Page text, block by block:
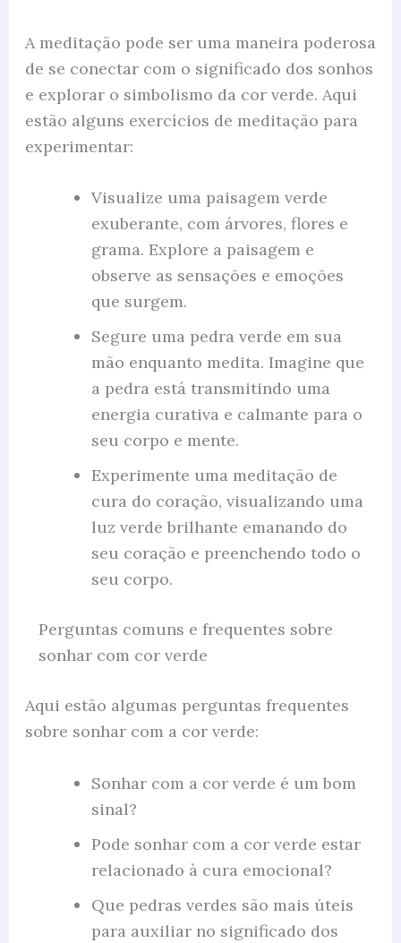
A meditação pode ser uma maneira poderosa
de se conectar com o significado dos sonhos
e explorar o simbolismo da cor verde. Aqui
estão alguns exercícios de meditação para
experimentar:
Visualize uma paisagem verde
exuberante, com árvores, flores e
grama. Explore a paisagem e
observe as sensações e emoções
que surgem.
Segure uma pedra verde em sua
mão enquanto medita. Imagine que
a pedra está transmitindo uma
energia curativa e calmante para o
seu corpo e mente.
Experimente uma meditação de
cura do coração, visualizando uma
luz verde brilhante emanando do
seu coração e preenchendo todo o
seu corpo.
Perguntas comuns e frequentes sobre
sonhar com cor verde
Aqui estão algumas perguntas frequentes
sobre sonhar com a cor verde:
Sonhar com a cor verde é um bom
sinal?
Pode sonhar com a cor verde estar
relacionado à cura emocional?
Que pedras verdes são mais úteis
para auxiliar no significado dos